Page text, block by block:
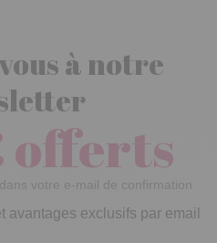
à notre
offerts
votre e-mail de confirmation
avantages exclusifs par email